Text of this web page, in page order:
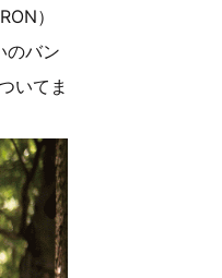
）
のバン
いてま